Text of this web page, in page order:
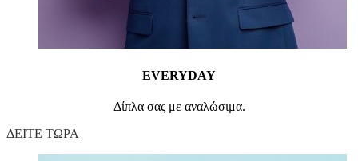
EVERYDAY
Δίπλα σας με αναλώσιμα.
ΔΕΙΤΕ ΤΩΡΑ